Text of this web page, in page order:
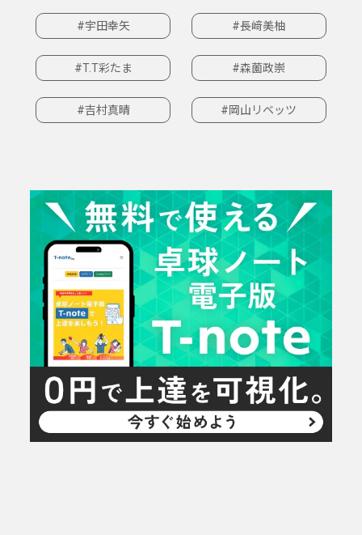
#宇田幸矢 #長﨑美柚
#T.T彩たま #森薗政崇
#吉村真晴 #岡山リベッツ